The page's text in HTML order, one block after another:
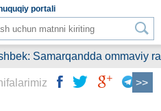
portali
Samarqandda ommaviy